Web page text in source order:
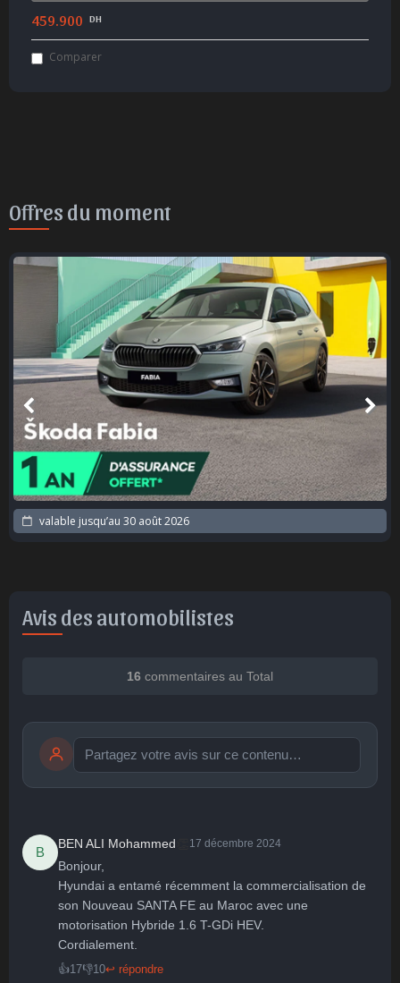
459.900 DH
Comparer
Offres du moment
valable jusqu’au 30 août 2026
Avis des automobilistes
16 commentaires au Total
🤩
Parfait
👏
Bravo
😄
Réjoui
🙂
Content
😐
😮
Surpris
😞 😠
publication immédiate Publier
B
BEN ALI Mohammed 17 décembre 2024
Bonjour,
Hyundai a entamé récemment la commercialisation de
son Nouveau SANTA FE au Maroc avec une
motorisation Hybride 1.6 T-GDi HEV.
Cordialement.
👍17👎10↩ répondre